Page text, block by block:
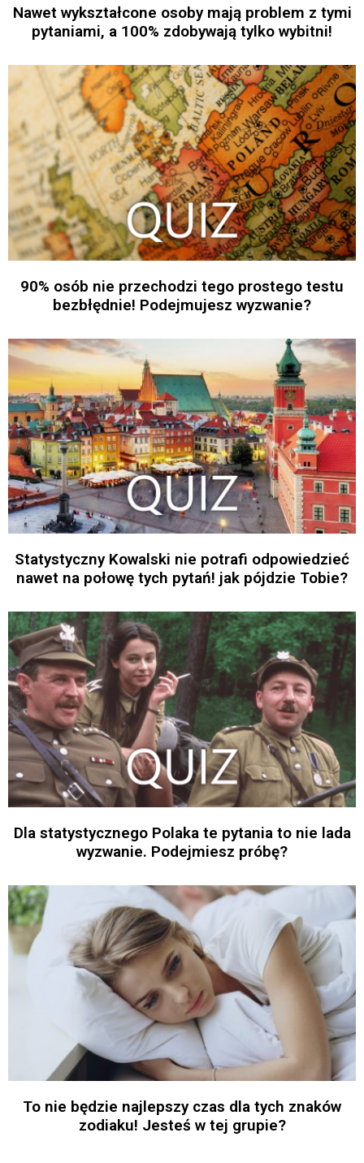
Nawet wykształcone osoby mają problem z tymi
pytaniami, a 100% zdobywają tylko wybitni!
90% osób nie przechodzi tego prostego testu
bezbłędnie! Podejmujesz wyzwanie?
Statystyczny Kowalski nie potrafi odpowiedzieć
nawet na połowę tych pytań! jak pójdzie Tobie?
Dla statystycznego Polaka te pytania to nie lada
wyzwanie. Podejmiesz próbę?
To nie będzie najlepszy czas dla tych znaków
zodiaku! Jesteś w tej grupie?